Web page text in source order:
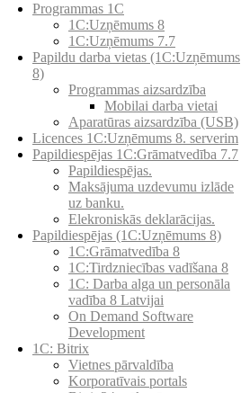
Programmas 1C
1C:Uzņēmums 8
1C:Uzņēmums 7.7
Papildu darba vietas (1C:Uzņēmums
8)
Programmas aizsardzība
Mobilai darba vietai
Aparatūras aizsardzība (USB)
Licences 1C:Uzņēmums 8. serverim
Papildiespējas 1C:Grāmatvedība 7.7
Papildiespējas.
Maksājuma uzdevumu izlāde
uz banku.
Elekroniskās deklarācijas.
Papildiespējas (1C:Uzņēmums 8)
1C:Grāmatvedība 8
1C:Tirdzniecības vadīšana 8
1С: Darba alga un personāla
vadība 8 Latvijai
On Demand Software
Development
1C: Bitrix
Vietnes pārvaldība
Korporatīvais portals